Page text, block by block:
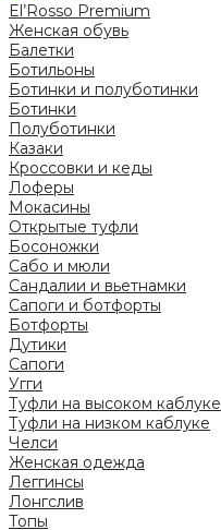
El’Rosso Premium
Женская обувь
Балетки
Ботильоны
Ботинки и полуботинки
Ботинки
Полуботинки
Казаки
Кроссовки и кеды
Лоферы
Мокасины
Открытые туфли
Босоножки
Сабо и мюли
Сандалии и вьетнамки
Сапоги и ботфорты
Ботфорты
Дутики
Сапоги
Угги
Туфли на высоком каблуке
Туфли на низком каблуке
Челси
Женская одежда
Леггинсы
Лонгслив
Топы